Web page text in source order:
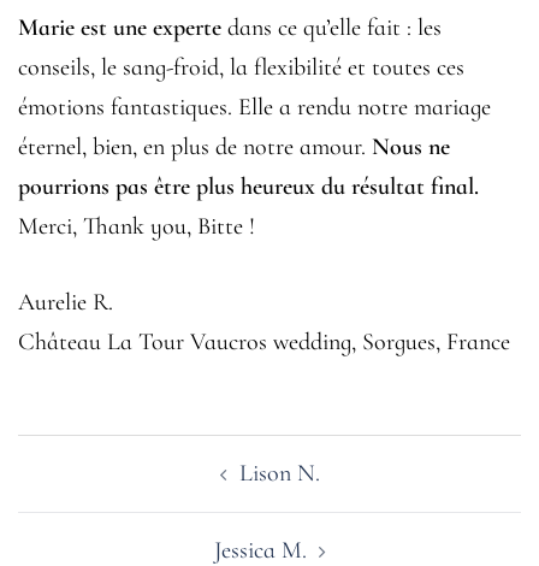
Marie est une experte dans ce qu’elle fait : les
conseils, le sang-froid, la flexibilité et toutes ces
émotions fantastiques. Elle a rendu notre mariage
éternel, bien, en plus de notre amour. Nous ne
pourrions pas être plus heureux du résultat final.
Merci, Thank you, Bitte !
Aurelie R.
Château La Tour Vaucros wedding, Sorgues, France
Lison N.
Jessica M.